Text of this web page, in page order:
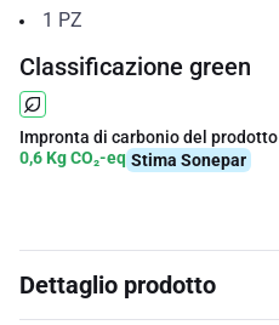
1 PZ
Classificazione green
Impronta di carbonio del prodotto
0,6 Kg CO₂-eq Stima Sonepar
Dettaglio prodotto